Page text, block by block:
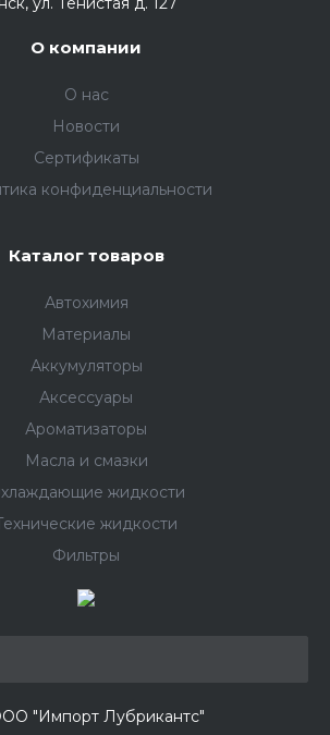
О компании
О нас
Новости
Сертификаты
конфиденциальности
Каталог товаров
Автохимия
Материалы
Аккумуляторы
Аксессуары
Ароматизаторы
Масла и смазки
жидкости
жидкости
Фильтры
"Импорт Лубрикантс"